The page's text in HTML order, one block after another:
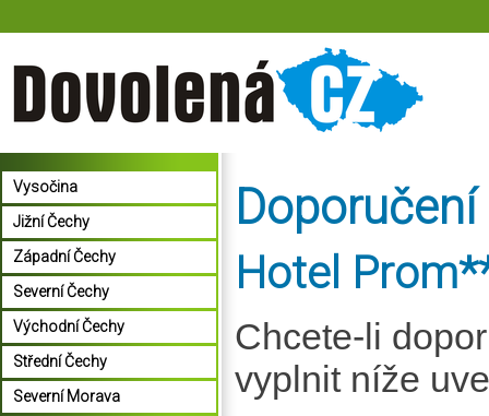
Hotel
Chcete-li
vyplnit níže
Vysočina
Jižní Čechy
Západní Čechy
Severní Čechy
Východní Čechy
Střední Čechy
Severní Morava